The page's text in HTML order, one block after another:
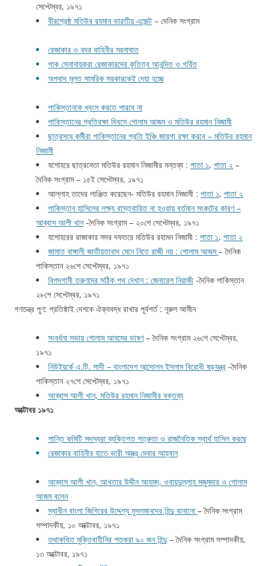
সেপ্টেম্বর, ১৯৭১
বীরশ্রেষ্ঠ মতিউর রহমান ভারতীয় এজেন্ট – দেনিক সংগ্রাম
রেজাকার ও বদর বাহিনীর মরনাঘাত
পাক সেনানায়করা রেজাকারদের কৃতিত্ব আনন্দিত ও গর্বিত
অপবাদ মূলত সামরিক সরকারকেই দেয়া হচ্ছে
পাকিস্তানকে ধ্বংস করতে পারবে না
পাকিস্তানের প্রতিরক্ষা দিবসে গোলাম আজম ও মতিউর রহমান নিজামী
ছাত্রসংঘ কর্মীরা পাকিস্তানের প্রতি ইঞ্চি জায়গা রক্ষা করবে – মতিউর রহমান
নিজামী
যশোহরে ছাত্রনেতা মতিউর রহমান নিজামীর মন্তব্য : পাতা ১, পাতা ২ –
দৈনিক সংগ্রাম – ১৫ই সেপ্টেম্বর, ১৯৭১
আল্লাহ তাদের লাঞ্জিত করেছেন- মতিউর রহমান নিজামী : পাতা ১, পাতা ২
পাকিস্তান হাসিলের লক্ষ্য বাস্তবায়িত না হওয়ায় বর্তমান সংকটের কারণ –
আব্বাস আলী খান-দৈনিক সংগ্রাম – ২০শে সেপ্টেম্বর, ১৯৭১
যশোহরের রাজাকার সদর দফতরে মতিউর রহামন নিজামী : পাতা ১, পাতা ২
জামাত বাঙ্গালী জাতীয়তাবাদ মেনে নিতে রাজী নয় : গোলাম আজম– দৈনিক
পাকিস্তান ২৬শে সেপ্টেম্বর, ১৯৭১
বিপদগামী তরুণদের সঠিক পথ দেখান : জেনারেল নিয়াজী -দৈনিক পাকিস্তান
২৮শে সেপ্টেম্বর, ১৯৭১
গণতন্ত্র পুণ: প্রতিষ্ঠাই দেশকে ঐক্যবদ্ধ রাখার পূর্বশর্ত : নূরুল আমীন
সংবর্ধনা সভায় গোলাম আযমের ভাষণ– দৈনিক সংগ্রাম ২৬শে সেপ্টেম্বর,
১৯৭১
নিউইয়র্কে এ.টি. সাদী – বাংলাদেশ আন্দোলন ইসলাম বিরোধী ষড়যন্ত্র -দৈনিক
পাকিস্তান ২৭শে সেপ্টেম্বর, ১৯৭১
আব্বাস আলী খান, মতিউর রহমান নিজামীর বক্তব্য
অক্টোবর ১৯৭১
শান্তি কমিটি সদস্যরা ব্যক্তিগত শত্রুতা ও রাজনৈতিক স্বার্থ হাসিল করছে
রেজাকার বাহিনীর হাতে ভারী অস্ত্র দেবার আহ্বান
আব্বাস আলী খান, আখতার উদ্দীন আহমদ, ওবায়দুল্লাহ মজুমদার ও গোলাম
আজম বলেন
স্বাধীন বাংলা জিগিরের উদ্দেশ্য মুসলমানদের হিন্দু বানানো – দৈনিক সংগ্রাম
সম্পাদকীয়, ১০ অক্টোবর, ১৯৭১
তথাকথিত মুক্তিবাহীনির শতকরা ৯০ জন হিন্দু– দৈনিক সংগ্রাম সম্পাদকীয়,
১৩ অক্টোবর, ১৯৭১